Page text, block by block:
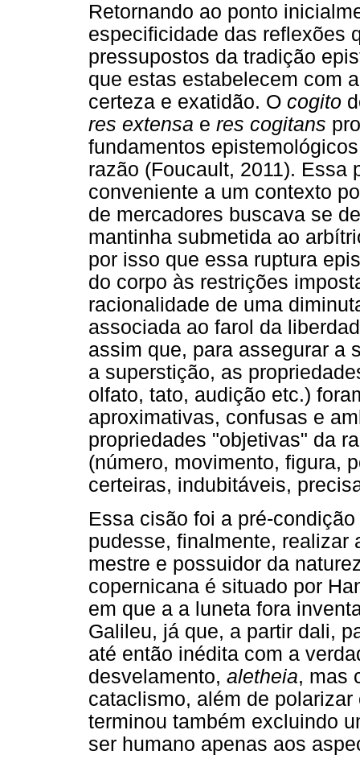
Retornando ao ponto
especificidade das reflexões
pressupostos da tradição
que estas estabelecem com
certeza e exatidão. O cogito
res extensa e res cogitans
fundamentos
razão (Foucault, 2011). Essa
conveniente a um contexto
de mercadores buscava se
mantinha submetida ao
por isso que essa ruptura
do corpo às restrições
racionalidade de uma
associada ao farol da
assim que, para assegurar a
a superstição, as
olfato, tato, audição etc.)
aproximativas, confusas e
propriedades "objetivas" da
(número, movimento, figura,
certeiras, indubitáveis,
Essa cisão foi a pré-
pudesse, finalmente, realizar
mestre e possuidor da
copernicana é situado por
em que a a luneta fora
Galileu, já que, a partir dali,
até então inédita com a
desvelamento, aletheia, mas
cataclismo, além de
terminou também excluindo
ser humano apenas aos